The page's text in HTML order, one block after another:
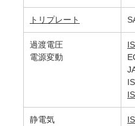
トリプレート
過渡電圧
電源変動
静電気